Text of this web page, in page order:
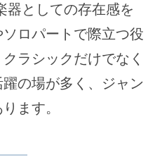
器としての存在感を
ロパートで際立つ役
ラシックだけでなく
の場が多く、ジャン
ます。